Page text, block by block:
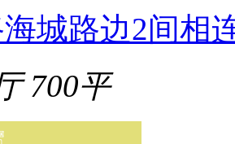
城路边2间相
700平